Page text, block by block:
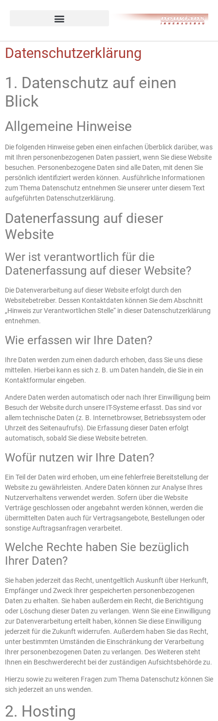
Datenschutzerklärung
1. Datenschutz auf einen
Blick
Allgemeine Hinweise
Die folgenden Hinweise geben einen einfachen Überblick darüber, was
mit Ihren personenbezogenen Daten passiert, wenn Sie diese Website
besuchen. Personenbezogene Daten sind alle Daten, mit denen Sie
persönlich identifiziert werden können. Ausführliche Informationen
zum Thema Datenschutz entnehmen Sie unserer unter diesem Text
aufgeführten Datenschutzerklärung.
Datenerfassung auf dieser
Website
Wer ist verantwortlich für die
Datenerfassung auf dieser Website?
Die Datenverarbeitung auf dieser Website erfolgt durch den
Websitebetreiber. Dessen Kontaktdaten können Sie dem Abschnitt
„Hinweis zur Verantwortlichen Stelle“ in dieser Datenschutzerklärung
entnehmen.
Wie erfassen wir Ihre Daten?
Ihre Daten werden zum einen dadurch erhoben, dass Sie uns diese
mitteilen. Hierbei kann es sich z. B. um Daten handeln, die Sie in ein
Kontaktformular eingeben.
Andere Daten werden automatisch oder nach Ihrer Einwilligung beim
Besuch der Website durch unsere IT-Systeme erfasst. Das sind vor
allem technische Daten (z. B. Internetbrowser, Betriebssystem oder
Uhrzeit des Seitenaufrufs). Die Erfassung dieser Daten erfolgt
automatisch, sobald Sie diese Website betreten.
Wofür nutzen wir Ihre Daten?
Ein Teil der Daten wird erhoben, um eine fehlerfreie Bereitstellung der
Website zu gewährleisten. Andere Daten können zur Analyse Ihres
Nutzerverhaltens verwendet werden. Sofern über die Website
Verträge geschlossen oder angebahnt werden können, werden die
übermittelten Daten auch für Vertragsangebote, Bestellungen oder
sonstige Auftragsanfragen verarbeitet.
Welche Rechte haben Sie bezüglich
Ihrer Daten?
Sie haben jederzeit das Recht, unentgeltlich Auskunft über Herkunft,
Empfänger und Zweck Ihrer gespeicherten personenbezogenen
Daten zu erhalten. Sie haben außerdem ein Recht, die Berichtigung
oder Löschung dieser Daten zu verlangen. Wenn Sie eine Einwilligung
zur Datenverarbeitung erteilt haben, können Sie diese Einwilligung
jederzeit für die Zukunft widerrufen. Außerdem haben Sie das Recht,
unter bestimmten Umständen die Einschränkung der Verarbeitung
Ihrer personenbezogenen Daten zu verlangen. Des Weiteren steht
Ihnen ein Beschwerderecht bei der zuständigen Aufsichtsbehörde zu.
Hierzu sowie zu weiteren Fragen zum Thema Datenschutz können Sie
sich jederzeit an uns wenden.
2. Hosting